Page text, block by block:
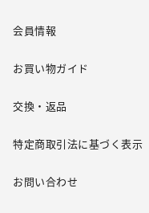
会員情報
お買い物ガイド
交換・返品
特定商取引法に基づく表示
お問い合わせ